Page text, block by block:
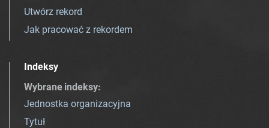
Utwórz rekord
Jak pracować z rekordem
Indeksy
Wybrane indeksy:
Jednostka organizacyjna
Tytuł